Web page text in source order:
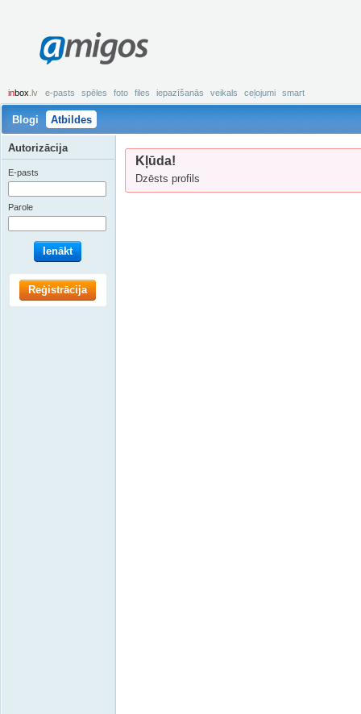
amigos
inbox .lv e-pasts spēles foto files iepazīšanās veikals ceļojumi smart
Blogi Atbildes
Kļūda!
Dzēsts profils
Autorizācija
E-pasts
Parole
Ienākt
Reģistrācija